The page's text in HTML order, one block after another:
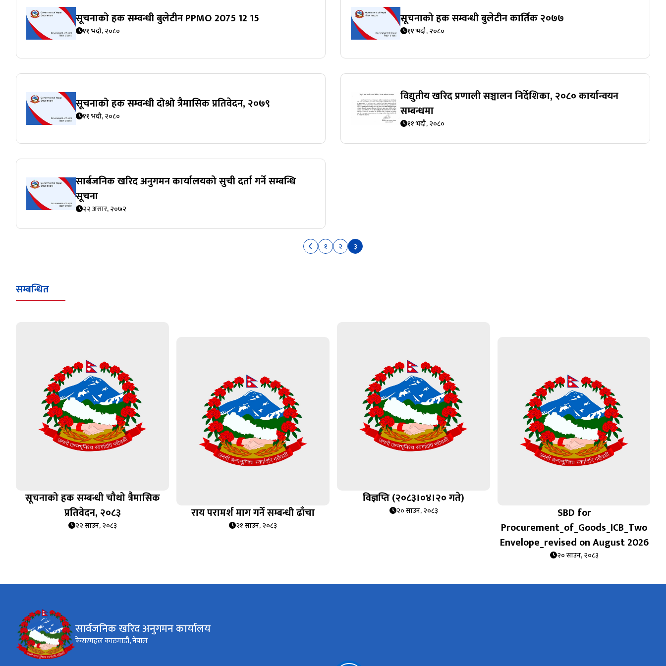
सूचनाको हक सम्वन्धी बुलेटीन PPMO 2075 12 15
११ भदौ, २०८०
सूचनाको हक सम्वन्धी बुलेटीन कार्तिक २०७७
११ भदौ, २०८०
सूचनाको हक सम्वन्धी दोश्रो त्रैमासिक प्रतिवेदन, २०७९
११ भदौ, २०८०
विद्युतीय खरिद प्रणाली सञ्चालन निर्देशिका, २०८० कार्यान्वयन
सम्बन्धमा
११ भदौ, २०८०
सार्बजनिक खरिद अनुगमन कार्यालयको सुची दर्ता गर्ने सम्बन्धि
सूचना
२२ असार, २०७२
१ २ ३
सम्बन्धित
सूचनाको हक सम्बन्धी चौथो त्रैमासिक
प्रतिवेदन, २०८३
२२ साउन, २०८३
राय परामर्श माग गर्ने सम्बन्धी ढाँचा
२१ साउन, २०८३
विज्ञप्ति (२०८३।०४।२० गते)
२० साउन, २०८३
SBD for
Procurement_of_Goods_ICB_Two
Envelope_revised on August 2026
२० साउन, २०८३
सार्वजनिक खरिद अनुगमन कार्यालय
केसरमहल काठमाडौं, नेपाल